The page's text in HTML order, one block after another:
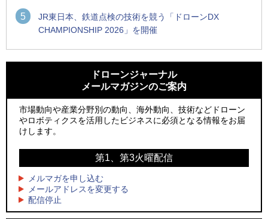
5
JR東日本、鉄道点検の技術を競う「ドローンDX
CHAMPIONSHIP 2026」を開催
ン」とドローンショーによる新演出を実施
レッドクリフ、足利花火大会で映画『スパイダーマン』や
「M!LK」とのコラボドローンショー8/1開催
防衛装備庁「迎撃ドローン早期取得プログラム」にテラドロ
そらとぶタクシー、ハイブリッドeVTOL開発のPLANA社と独
占契約
楽天イーグルス、夏の大型イベントで最大800機のドローンシ
ョーを実施
ン」とドローンショーによる新演出を実施
国産AUVを社会実装へ、スタートアップ「BlueArch株式会
社」設立
サザンビーチちがさき花火大会で「復活の花火」打ち上げ、
ロボデックス、2時間超の飛行を目指す新型水素燃料電池ドロ
ーンを公開
防衛だけではない、測量から屋内点検まで展開するテラドロ
ーンのソリューション
ドローンジャーナル
メールマガジンのご案内
市場動向や産業分野別の動向、海外動向、技術などドローン
やロボティクスを活用したビジネスに必須となる情報をお届
けします。
第1、第3火曜配信
メルマガを申し込む
メールアドレスを変更する
配信停止